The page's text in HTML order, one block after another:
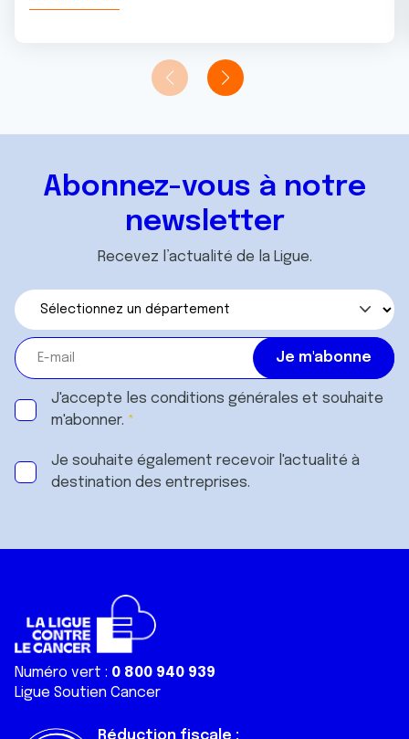
Abonnez-vous à notre
newsletter
Recevez l’actualité de la Ligue.
J'accepte les conditions générales et souhaite
m'abonner.
Je souhaite également recevoir l'actualité à
destination des entreprises.
Numéro vert : 0 800 940 939
Ligue Soutien Cancer
Réduction fiscale :